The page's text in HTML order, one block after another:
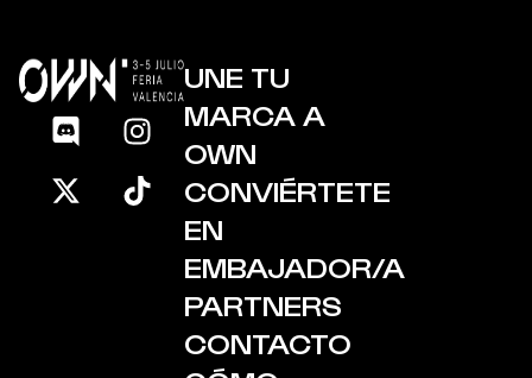
UNE TU
MARCA A
OWN
CONVIÉRTETE
EN
EMBAJADOR/A
PARTNERS
CONTACTO